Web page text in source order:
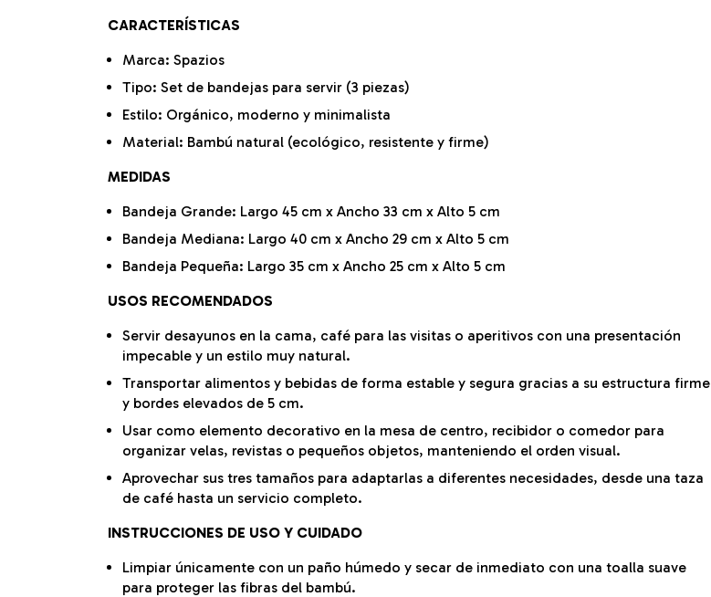
CARACTERÍSTICAS
Marca: Spazios
Tipo: Set de bandejas para servir (3 piezas)
Estilo: Orgánico, moderno y minimalista
Material: Bambú natural (ecológico, resistente y firme)
MEDIDAS
Bandeja Grande: Largo 45 cm x Ancho 33 cm x Alto 5 cm
Bandeja Mediana: Largo 40 cm x Ancho 29 cm x Alto 5 cm
Bandeja Pequeña: Largo 35 cm x Ancho 25 cm x Alto 5 cm
USOS RECOMENDADOS
Servir desayunos en la cama, café para las visitas o aperitivos con una presentación
impecable y un estilo muy natural.
Transportar alimentos y bebidas de forma estable y segura gracias a su estructura firme
y bordes elevados de 5 cm.
Usar como elemento decorativo en la mesa de centro, recibidor o comedor para
organizar velas, revistas o pequeños objetos, manteniendo el orden visual.
Aprovechar sus tres tamaños para adaptarlas a diferentes necesidades, desde una taza
de café hasta un servicio completo.
INSTRUCCIONES DE USO Y CUIDADO
Limpiar únicamente con un paño húmedo y secar de inmediato con una toalla suave
para proteger las fibras del bambú.